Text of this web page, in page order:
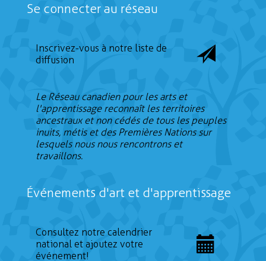
Se connecter au réseau
Inscrivez-vous à notre liste de
diffusion
Le Réseau canadien pour les arts et
l'apprentissage reconnaît les territoires
ancestraux et non cédés de tous les peuples
inuits, métis et des Premières Nations sur
lesquels nous nous rencontrons et
travaillons.
Événements d'art et d'apprentissage
Consultez notre calendrier
national et ajoutez votre
événement!